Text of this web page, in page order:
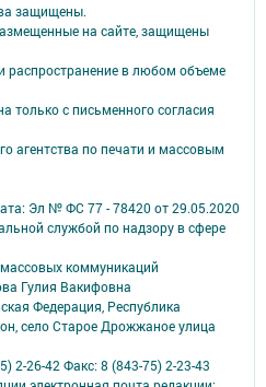
защищены.
на сайте, защищены
распространение в любом объеме
только с письменного согласия
агентства по печати и массовым
Эл № ФС 77 - 78420 от 29.05.2020
службой по надзору в сфере
коммуникаций
Гулия Вакифовна
Федерация, Республика
село Старое Дрожжаное улица
2-26-42 Факс: 8 (843-75) 2-23-43